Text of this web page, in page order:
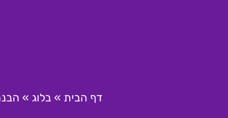
דף הבית » בלוג »